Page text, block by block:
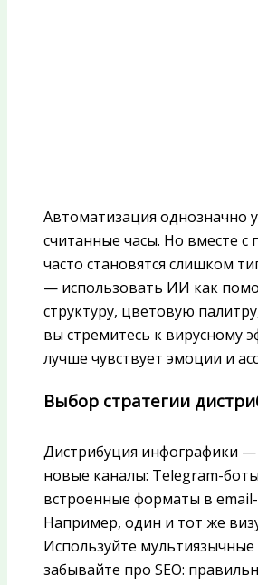
Автоматизация однозначно
считанные часы. Но вместе
часто становятся слишком
— использовать ИИ как
структуру, цветовую
вы стремитесь к вирусному
лучше чувствует эмоции и
Выбор стратегии
Дистрибуция инфографики —
новые каналы: Telegram-
встроенные форматы в
Например, один и тот же
Используйте
забывайте про SEO: